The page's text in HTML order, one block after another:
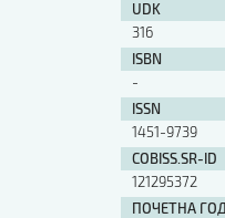
UDK
316
ISBN
-
ISSN
1451-9739
COBISS.SR-ID
121295372
ПОЧЕТНА